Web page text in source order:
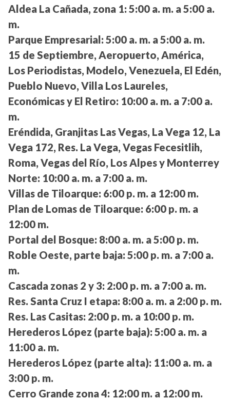
Aldea La Cañada, zona 1: 5:00 a. m. a 5:00 a.
m.
Parque Empresarial: 5:00 a. m. a 5:00 a. m.
15 de Septiembre, Aeropuerto, América,
Los Periodistas, Modelo, Venezuela, El Edén,
Pueblo Nuevo, Villa Los Laureles,
Económicas y El Retiro: 10:00 a. m. a 7:00 a.
m.
Eréndida, Granjitas Las Vegas, La Vega 12, La
Vega 172, Res. La Vega, Vegas Fecesitlih,
Roma, Vegas del Río, Los Alpes y Monterrey
Norte: 10:00 a. m. a 7:00 a. m.
Villas de Tiloarque: 6:00 p. m. a 12:00 m.
Plan de Lomas de Tiloarque: 6:00 p. m. a
12:00 m.
Portal del Bosque: 8:00 a. m. a 5:00 p. m.
Roble Oeste, parte baja: 5:00 p. m. a 7:00 a.
m.
Cascada zonas 2 y 3: 2:00 p. m. a 7:00 a. m.
Res. Santa Cruz I etapa: 8:00 a. m. a 2:00 p. m.
Res. Las Casitas: 2:00 p. m. a 10:00 p. m.
Herederos López (parte baja): 5:00 a. m. a
11:00 a. m.
Herederos López (parte alta): 11:00 a. m. a
3:00 p. m.
Cerro Grande zona 4: 12:00 m. a 12:00 m.